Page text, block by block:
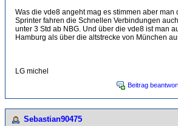
Was die vde8 angeht mag es stimmen aber man
Sprinter fahren die Schnellen Verbindungen
unter 3 Std ab NBG. Und über die vde8 ist man
Hamburg als über die altstrecke von München
LG michel
Beitrag
Sebastian90475